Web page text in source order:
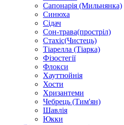
Сапонарія (Мильнянка)
Синюха
Сідач
Сон-трава(простріл)
Стахіс(Чистець)
Тіарелла (Тіарка)
Фізостегії
Флокси
Хауттюйнія
Хости
Хризантеми
Чебрець (Тим'ян)
Шавлія
Юкки